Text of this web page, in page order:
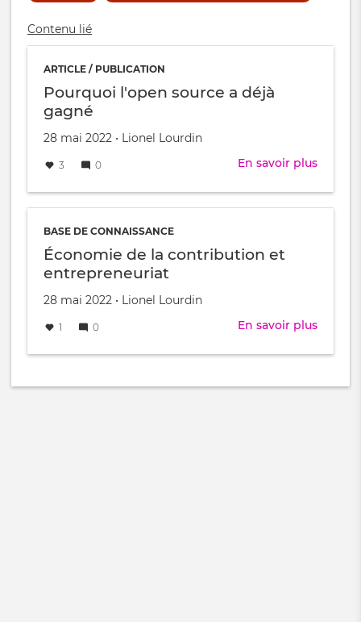
Contenu lié
ARTICLE / PUBLICATION
Pourquoi l'open source a déjà
gagné
Créé
28 mai 2022 •
par Lionel Lourdin
3 0 En savoir plus
l'open
BASE DE CONNAISSANCE
Économie de la contribution et
entrepreneuriat
Créé
28 mai 2022 •
par Lionel Lourdin
1 0 En savoir plus
de